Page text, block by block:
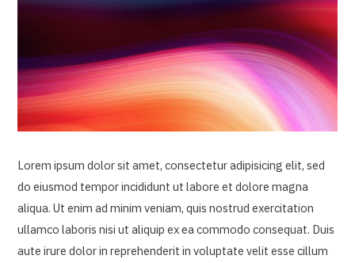
Lorem ipsum dolor sit amet, consectetur adipisicing elit, sed
do eiusmod tempor incididunt ut labore et dolore magna
aliqua. Ut enim ad minim veniam, quis nostrud exercitation
ullamco laboris nisi ut aliquip ex ea commodo consequat. Duis
aute irure dolor in reprehenderit in voluptate velit esse cillum